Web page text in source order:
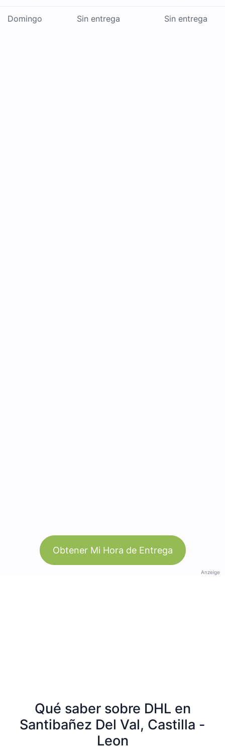
Domingo Sin entrega Sin entrega
Obtener Mi Hora de Entrega
Anzeige
Qué saber sobre DHL en
Santibañez Del Val, Castilla -
Leon